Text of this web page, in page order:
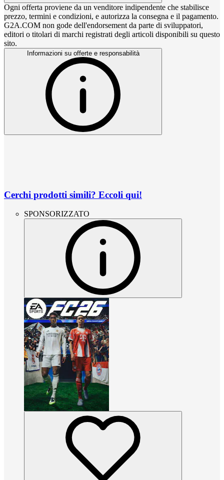
Ogni offerta proviene da un venditore indipendente che stabilisce
prezzo, termini e condizioni, e autorizza la consegna e il pagamento.
G2A.COM non gode dell'endorsement da parte di sviluppatori,
editori o titolari di marchi registrati degli articoli disponibili su questo
sito.
Informazioni su offerte e responsabilità
Cerchi prodotti simili? Eccoli qui!
SPONSORIZZATO